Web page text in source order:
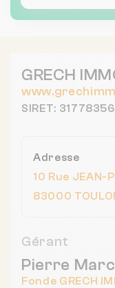
GRECH
SIRET:
Adresse
10 Rue JEAN-
83000
Gérant
Pierre
Fonde GRECH